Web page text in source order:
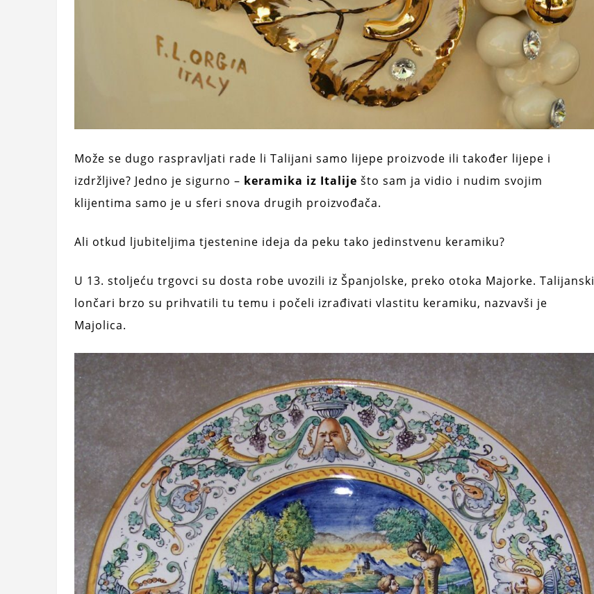
Može se dugo raspravljati rade li Talijani samo lijepe proizvode ili također lijepe i
izdržljive? Jedno je sigurno – keramika iz Italije što sam ja vidio i nudim svojim
klijentima samo je u sferi snova drugih proizvođača.
Ali otkud ljubiteljima tjestenine ideja da peku tako jedinstvenu keramiku?
U 13. stoljeću trgovci su dosta robe uvozili iz Španjolske, preko otoka Majorke. Talijanski
lončari brzo su prihvatili tu temu i počeli izrađivati ​​vlastitu keramiku, nazvavši je
Majolica.